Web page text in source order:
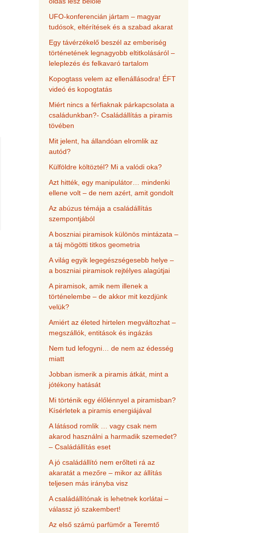
UFO-konferencián jártam – magyar
tudósok, eltérítések és a szabad akarat
Egy távérzékelő beszél az emberiség
történetének legnagyobb eltitkolásáról –
leleplezés és felkavaró tartalom
Kopogtass velem az ellenállásodra! ÉFT
videó és kopogtatás
Miért nincs a férfiaknak párkapcsolata a
családunkban?- Családállítás a piramis
tövében
Mit jelent, ha állandóan elromlik az
autód?
Külföldre költöztél? Mi a valódi oka?
Azt hitték, egy manipulátor… mindenki
ellene volt – de nem azért, amit gondolt
Az abúzus témája a családállítás
szempontjából
A boszniai piramisok különös mintázata –
a táj mögötti titkos geometria
A világ egyik legegészségesebb helye –
a boszniai piramisok rejtélyes alagútjai
A piramisok, amik nem illenek a
történelembe – de akkor mit kezdjünk
velük?
Amiért az életed hirtelen megváltozhat –
megszállók, entitások és ingázás
Nem tud lefogyni… de nem az édesség
miatt
Jobban ismerik a piramis átkát, mint a
jótékony hatását
Mi történik egy élőlénnyel a piramisban?
Kísérletek a piramis energiájával
A látásod romlik … vagy csak nem
akarod használni a harmadik szemedet?
– Családállítás eset
A jó családállító nem erőlteti rá az
akaratát a mezőre – mikor az állítás
teljesen más irányba visz
A családállítónak is lehetnek korlátai –
válassz jó szakembert!
Az első számú parfümőr a Teremtő